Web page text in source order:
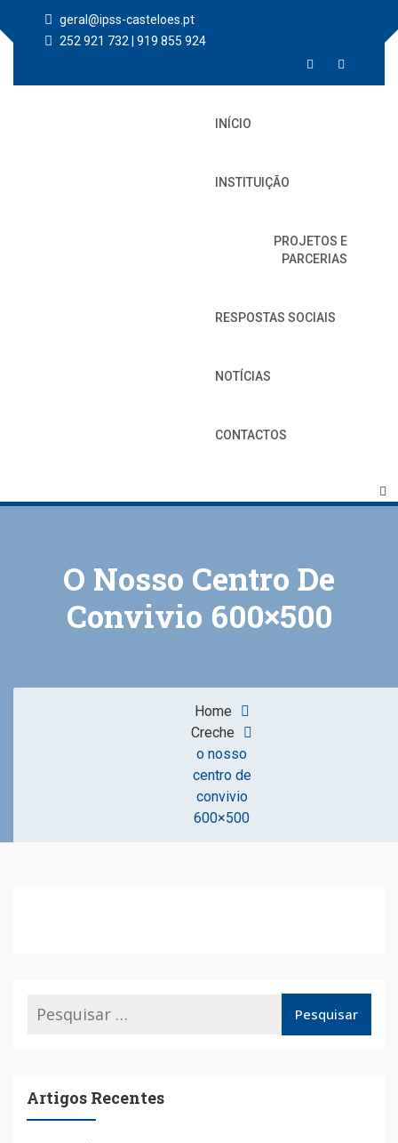
geral@ipss-casteloes.pt
252 921 732 | 919 855 924
INÍCIO
INSTITUIÇÃO
PROJETOS E
PARCERIAS
RESPOSTAS SOCIAIS
NOTÍCIAS
CONTACTOS
O Nosso Centro De
Convivio 600×500
Home
Creche
o nosso
centro de
convivio
600×500
Artigos Recentes